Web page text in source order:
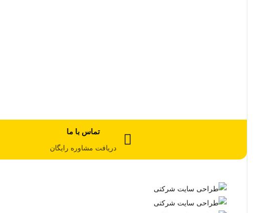
تماس با ما
دریافت مشاوره رایگان